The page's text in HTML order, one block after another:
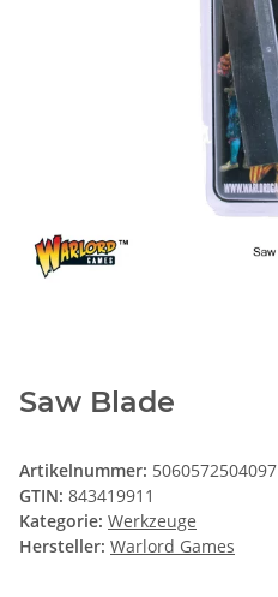
Saw Blade
Artikelnummer: 5060572504097
GTIN: 843419911
Kategorie: Werkzeuge
Hersteller: Warlord Games